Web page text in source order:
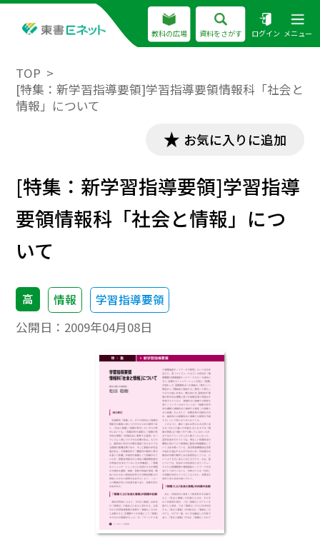
教科の広場 資料をさがす ログイン メニュー
TOP
[特集：新学習指導要領]学習指導要領情報科「社会と
情報」について
お気に入りに追加
[特集：新学習指導要領]学習指導
要領情報科「社会と情報」につ
いて
高 情報 学習指導要領
公開日： 2009年04月08日